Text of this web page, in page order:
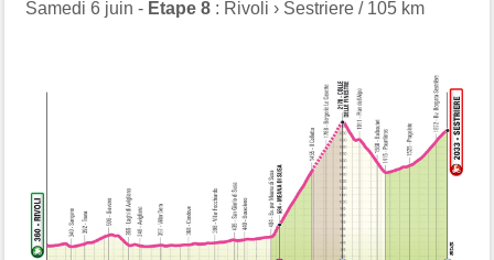
Samedi 6 juin - Étape 8 : Rivoli › Sestriere / 105 km